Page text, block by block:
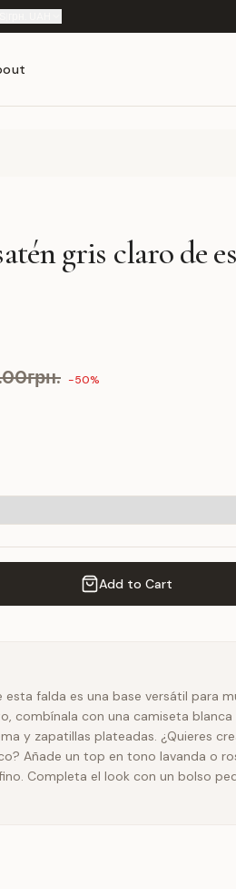
gris claro de
-50%
Add to Cart
esta falda es una base versátil para
combínala con una camiseta blanca
y zapatillas plateadas. ¿Quieres
Añade un top en tono lavanda o
Completa el look con un bolso